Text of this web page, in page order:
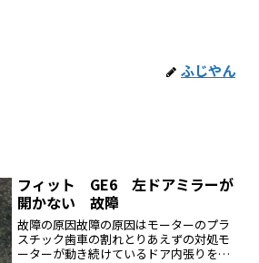
ふじやん
フィット GE6 左ドアミラーが
開かない 故障
故障の原因故障の原因はモーターのプラ
スチック歯車の割れとりあえずの対処モ
ーターが動き続けているドア内張りを外